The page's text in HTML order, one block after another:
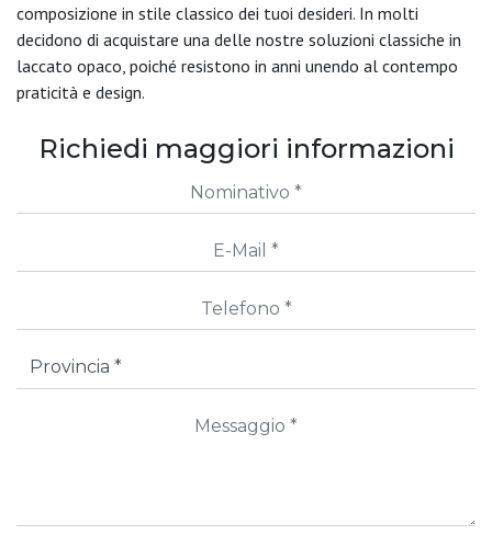
composizione in stile classico dei tuoi desideri. In molti
decidono di acquistare una delle nostre soluzioni classiche in
laccato opaco, poiché resistono in anni unendo al contempo
praticità e design.
Richiedi maggiori informazioni